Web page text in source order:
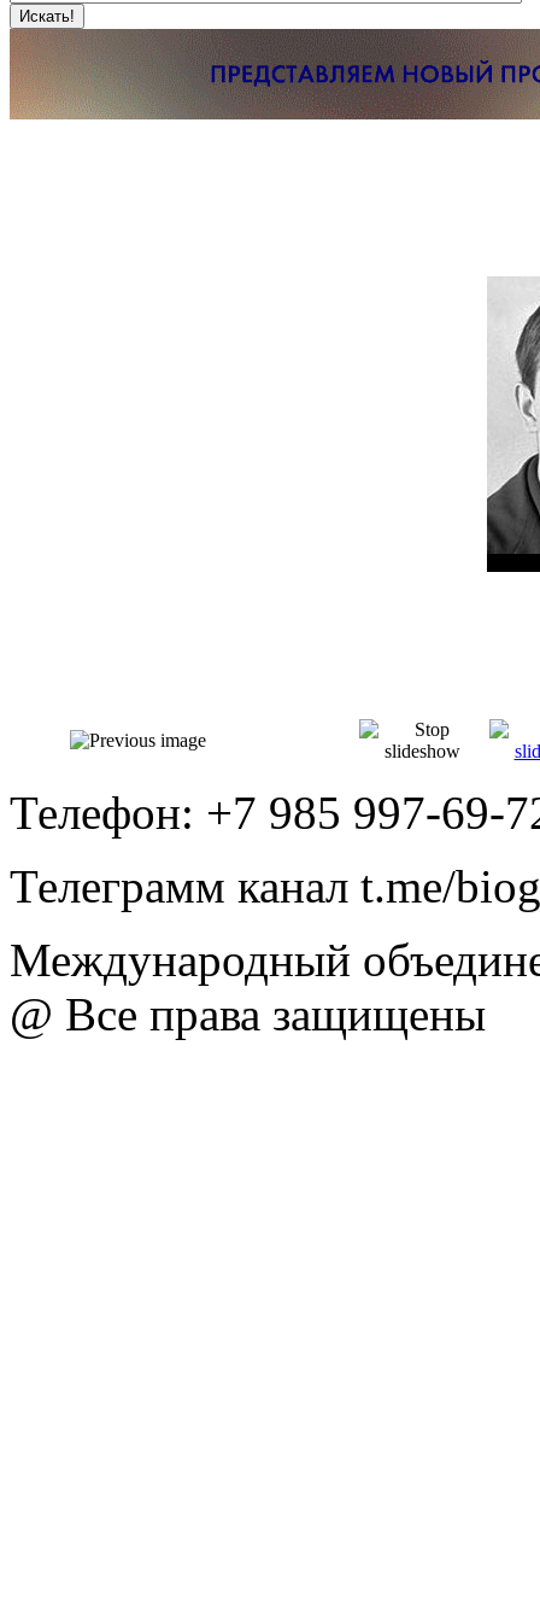
Телефон: +7 985 997-69-
Телеграмм канал t.me/
Международный
@ Все права защищены